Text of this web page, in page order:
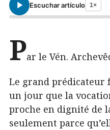
Escuchar artículo 1×
Par le Vén.
Le grand prédicateur
un jour que la
proche en dignité de
seulement parce